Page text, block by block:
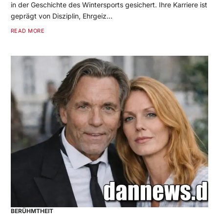
in der Geschichte des Wintersports gesichert. Ihre Karriere ist
geprägt von Disziplin, Ehrgeiz…
READ MORE
BERÜHMTHEIT